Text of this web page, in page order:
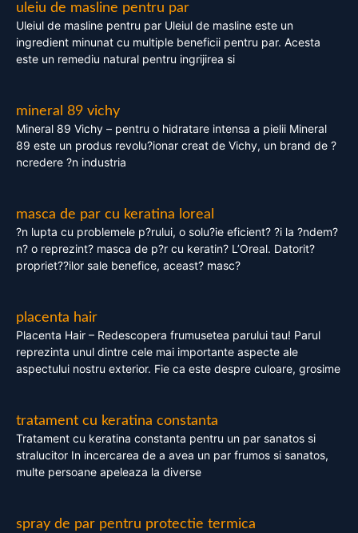
uleiu de masline pentru par
Uleiul de masline pentru par Uleiul de masline este un
ingredient minunat cu multiple beneficii pentru par. Acesta
este un remediu natural pentru ingrijirea si
mineral 89 vichy
Mineral 89 Vichy – pentru o hidratare intensa a pielii Mineral
89 este un produs revolu?ionar creat de Vichy, un brand de ?
ncredere ?n industria
masca de par cu keratina loreal
?n lupta cu problemele p?rului, o solu?ie eficient? ?i la ?ndem?
n? o reprezint? masca de p?r cu keratin? L’Oreal. Datorit?
propriet??ilor sale benefice, aceast? masc?
placenta hair
Placenta Hair – Redescopera frumusetea parului tau! Parul
reprezinta unul dintre cele mai importante aspecte ale
aspectului nostru exterior. Fie ca este despre culoare, grosime
tratament cu keratina constanta
Tratament cu keratina constanta pentru un par sanatos si
stralucitor In incercarea de a avea un par frumos si sanatos,
multe persoane apeleaza la diverse
spray de par pentru protectie termica